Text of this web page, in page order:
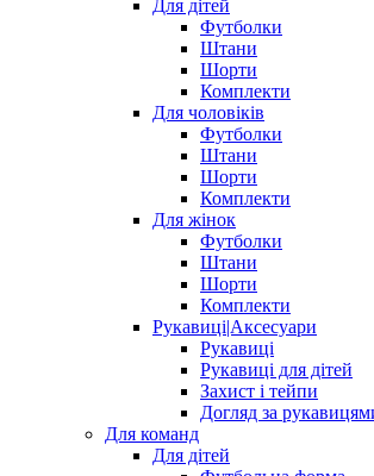
Для дітей
Футболки
Штани
Шорти
Комплекти
Для чоловіків
Футболки
Штани
Шорти
Комплекти
Для жінок
Футболки
Штани
Шорти
Комплекти
Рукавиці|Аксесуари
Рукавиці
Рукавиці для дітей
Захист і тейпи
Догляд за
Для команд
Для дітей